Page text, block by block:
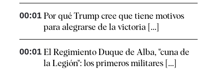
00:01 Por qué Trump cree que tiene motivos
para alegrarse de la victoria [...]
00:01 El Regimiento Duque de Alba, "cuna de
la Legión": los primeros militares [...]